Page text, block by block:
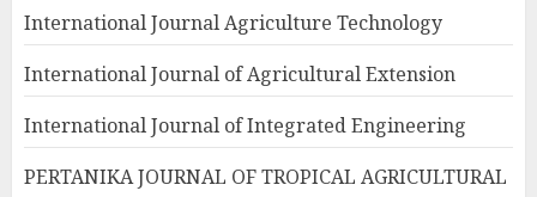
International Journal Agriculture Technology
International Journal of Agricultural Extension
International Journal of Integrated Engineering
PERTANIKA JOURNAL OF TROPICAL AGRICULTURAL